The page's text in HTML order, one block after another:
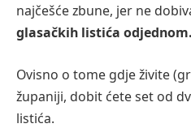
najčešće zbune, jer ne
glasačkih listića odjednom.
Ovisno o tome gdje živite
županiji, dobit ćete set od
listića.